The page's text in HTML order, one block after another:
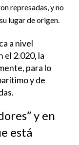
represadas, y no
lugar de origen.
a nivel
el 2.020, la
para lo
y de
y en
está